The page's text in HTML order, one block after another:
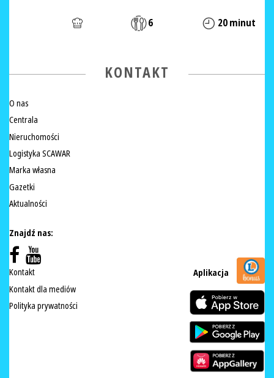
6 20 minut
KONTAKT
O nas
Centrala
Nieruchomości
Logistyka SCAWAR
Marka własna
Gazetki
Aktualności
Znajdź nas:
Kontakt
Kontakt dla mediów
Polityka prywatności
Aplikacja